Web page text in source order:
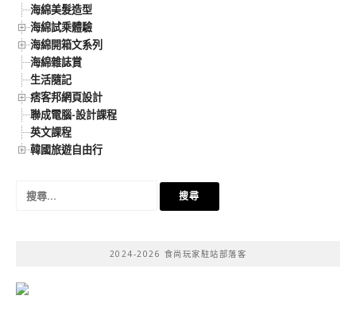
海綿美髮造型
海綿試乘體驗
海綿開箱文系列
海綿雜誌賞
生活隨記
痞客邦網頁設計
聯成電腦-設計課程
英文課程
韓國旅遊自由行
2024-2026 食尚玩家駐站部落客